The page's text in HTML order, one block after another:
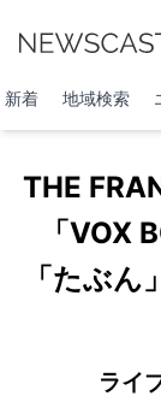
新着 地域検索
THE
「VOX
「たぶ
ライ